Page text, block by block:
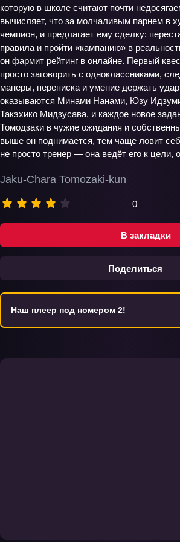
В закладки
Поделиться
Jaku-Chara Tomozaki-kun
0
которую в школе считают почти
вычисляет, что за молчаливым парнем в
чемпион, и предлагает ему сделку:
правила и пройти «кампанию» в
он фармит рейтинг в онлайне. Первый
просто заговорить с одноклассниками,
манеры, переписка и умение держать
оказываются Минами Нанами, Юзу
Такэхико Мидзусава, и каждое новое
Томодзаки в чужие ожидания и
выше он поднимается, тем чаще ловит
не просто тренер — она ведёт его к цели,
Наш плеер под номером 2!